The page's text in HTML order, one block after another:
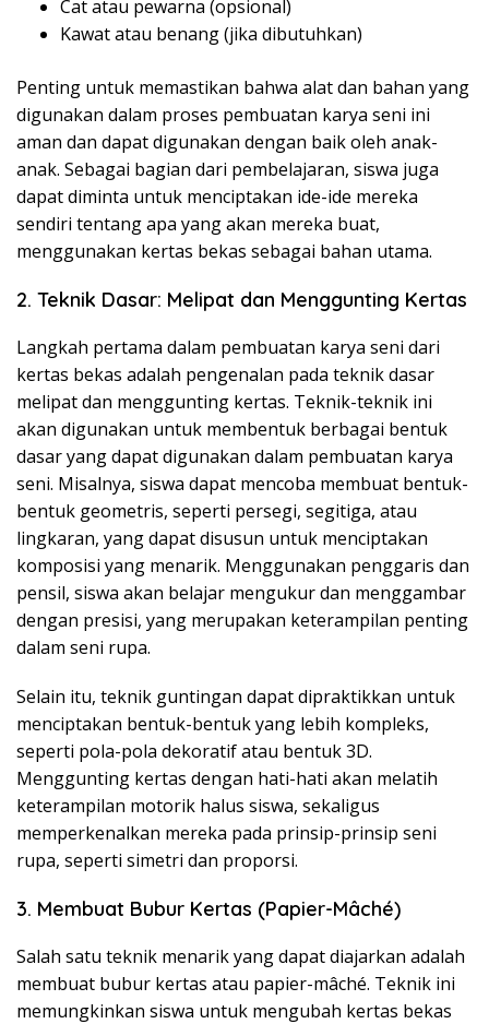
Cat atau pewarna (opsional)
Kawat atau benang (jika dibutuhkan)
Penting untuk memastikan bahwa alat dan bahan yang
digunakan dalam proses pembuatan karya seni ini
aman dan dapat digunakan dengan baik oleh anak-
anak. Sebagai bagian dari pembelajaran, siswa juga
dapat diminta untuk menciptakan ide-ide mereka
sendiri tentang apa yang akan mereka buat,
menggunakan kertas bekas sebagai bahan utama.
2. Teknik Dasar: Melipat dan Menggunting Kertas
Langkah pertama dalam pembuatan karya seni dari
kertas bekas adalah pengenalan pada teknik dasar
melipat dan menggunting kertas. Teknik-teknik ini
akan digunakan untuk membentuk berbagai bentuk
dasar yang dapat digunakan dalam pembuatan karya
seni. Misalnya, siswa dapat mencoba membuat bentuk-
bentuk geometris, seperti persegi, segitiga, atau
lingkaran, yang dapat disusun untuk menciptakan
komposisi yang menarik. Menggunakan penggaris dan
pensil, siswa akan belajar mengukur dan menggambar
dengan presisi, yang merupakan keterampilan penting
dalam seni rupa.
Selain itu, teknik guntingan dapat dipraktikkan untuk
menciptakan bentuk-bentuk yang lebih kompleks,
seperti pola-pola dekoratif atau bentuk 3D.
Menggunting kertas dengan hati-hati akan melatih
keterampilan motorik halus siswa, sekaligus
memperkenalkan mereka pada prinsip-prinsip seni
rupa, seperti simetri dan proporsi.
3. Membuat Bubur Kertas (Papier-Mâché)
Salah satu teknik menarik yang dapat diajarkan adalah
membuat bubur kertas atau papier-mâché. Teknik ini
memungkinkan siswa untuk mengubah kertas bekas